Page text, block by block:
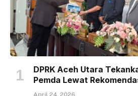
DPRK Aceh Utara
Pemda Lewat
April 24, 2026